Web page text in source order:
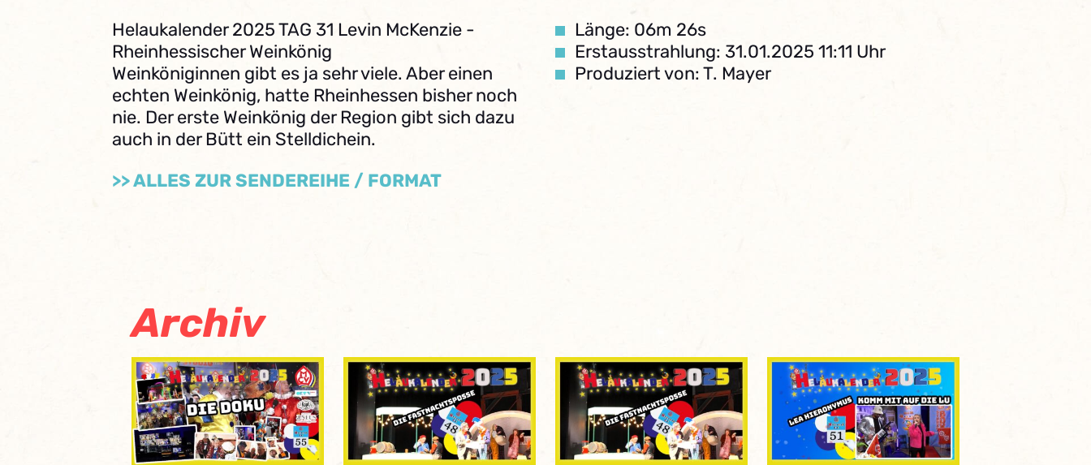
Helaukalender 2025 TAG 31 Levin McKenzie -
Rheinhessischer Weinkönig
Weinköniginnen gibt es ja sehr viele. Aber einen
echten Weinkönig, hatte Rheinhessen bisher noch
nie. Der erste Weinkönig der Region gibt sich dazu
auch in der Bütt ein Stelldichein.
>> ALLES ZUR SENDEREIHE / FORMAT
Länge: 06m 26s
Erstausstrahlung: 31.01.2025 11:11 Uhr
Produziert von: T. Mayer
Archiv